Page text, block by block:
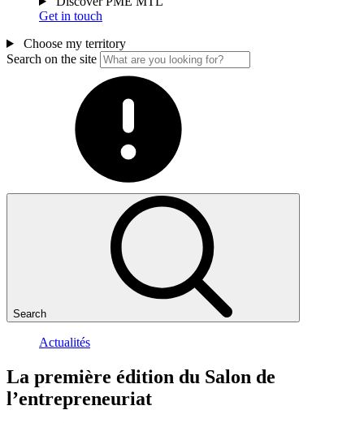
Get in touch
Choose my territory
Search on the site
Search
Actualités
La première édition du Salon de
l’entrepreneuriat